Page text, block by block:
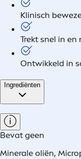
Klinisch
Trekt snel in
Ontwikkeld in
Ingrediënten
Bevat geen
Minerale oliën,